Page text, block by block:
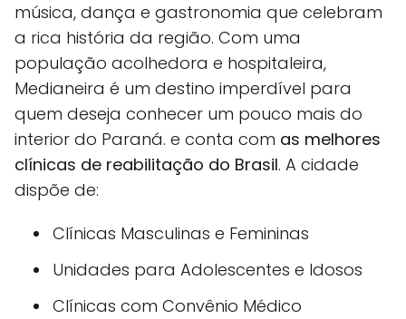
música, dança e gastronomia que celebram
a rica história da região. Com uma
população acolhedora e hospitaleira,
Medianeira é um destino imperdível para
quem deseja conhecer um pouco mais do
interior do Paraná. e conta com as melhores
clínicas de reabilitação do Brasil. A cidade
dispõe de:
Clínicas Masculinas e Femininas
Unidades para Adolescentes e Idosos
Clínicas com Convênio Médico